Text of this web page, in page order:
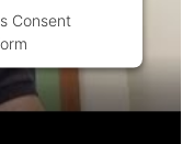
Consent